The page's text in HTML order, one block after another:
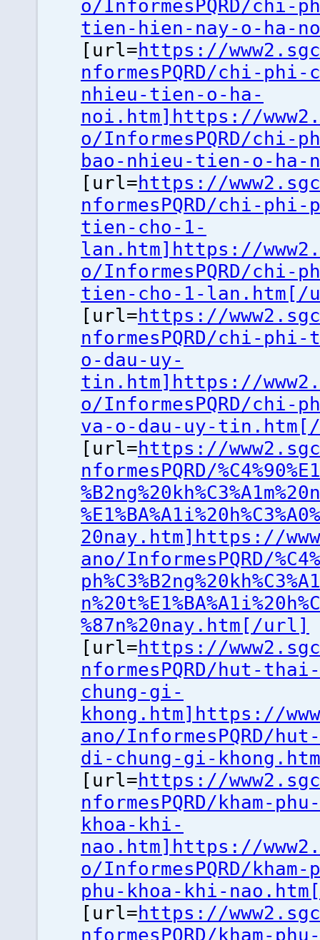
o/InformesPQRD/chi-
tien-hien-nay-o-ha-
[url=https://
nformesPQRD/chi-
nhieu-tien-o-ha-
noi.htm]https://
o/InformesPQRD/chi-
bao-nhieu-tien-o-
[url=https://
nformesPQRD/chi-
tien-cho-1-
lan.htm]https://
o/InformesPQRD/
tien-cho-1-
[url=https://
nformesPQRD/chi-
o-dau-uy-
tin.htm]https://
o/InformesPQRD/chi-
va-o-dau-uy-
[url=https://
nformesPQRD/
20nay.htm]https://
ano/InformesPQRD/
%87n%20nay.htm[/url]
[url=https://
nformesPQRD/hut-
chung-gi-
khong.htm]https://
ano/InformesPQRD/
di-chung-gi-
[url=https://
nformesPQRD/kham-
khoa-khi-
nao.htm]https://
o/InformesPQRD/
phu-khoa-khi-
[url=https://
nformesPQRD/kham-